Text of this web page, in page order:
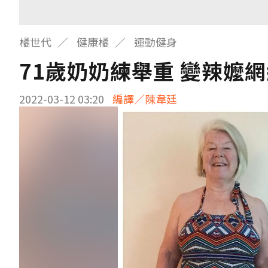
橘世代 健康橘 運動健身
71歲奶奶練舉重 變辣嬤
2022-03-12 03:20 編譯／陳韋廷